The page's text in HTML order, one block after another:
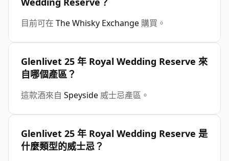
目前可在 The Whisky Exchange 購買。
Glenlivet 25 年 Royal Wedding Reserve 來
自哪個產區？
這款酒來自 Speyside 威士忌產區。
Glenlivet 25 年 Royal Wedding Reserve 是
什麼類型的威士忌？